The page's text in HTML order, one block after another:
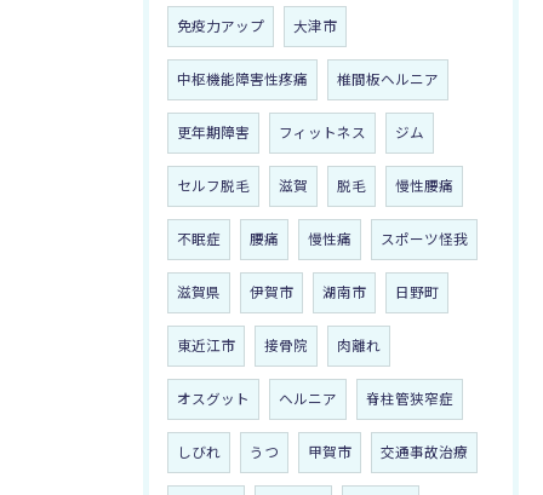
免疫力アップ 大津市
中枢機能障害性疼痛 椎間板ヘルニア
更年期障害 フィットネス ジム
セルフ脱毛 滋賀 脱毛 慢性腰痛
不眠症 腰痛 慢性痛 スポーツ怪我
滋賀県 伊賀市 湖南市 日野町
東近江市 接骨院 肉離れ
オスグット ヘルニア 脊柱管狭窄症
しびれ うつ 甲賀市 交通事故治療